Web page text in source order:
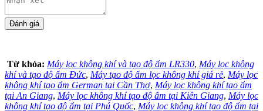
Từ khóa: Máy lọc không khí và tạo độ ẩm LR330, Máy lọc không
khí và tạo độ ẩm Đức, Máy tạo độ ẩm lọc không khí giá rẻ, Máy lọc
không khí tạo ẩm German tại Cần Thơ, Máy lọc không khí tạo ẩm
tại An Giang, Máy lọc không khí tạo độ ẩm tại Kiên Giang, Máy lọc
không khí tạo độ ẩm tại Phú Quốc, Máy lọc không khí tạo độ ẩm tại